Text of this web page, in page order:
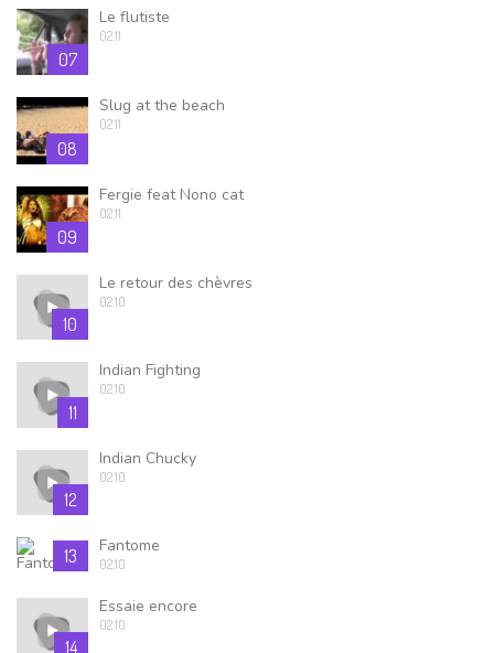
07
Le flutiste
02.11
08
Slug at the beach
02.11
09
Fergie feat Nono cat
02.11
10
Le retour des chèvres
02.10
11
Indian Fighting
02.10
12
Indian Chucky
02.10
13 Fantome
02.10
14
Essaie encore
02.10